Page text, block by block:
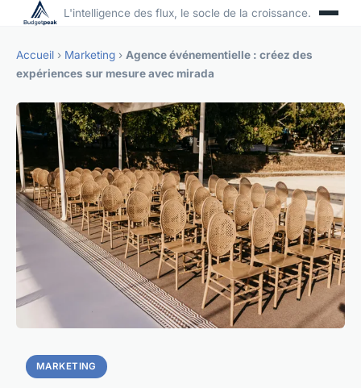
L'intelligence des flux, le socle de la croissance.
Accueil › Marketing › Agence événementielle : créez des
expériences sur mesure avec mirada
MARKETING